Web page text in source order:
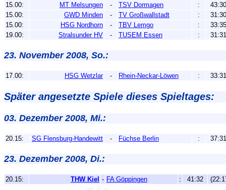
15.00: MT Melsungen - TSV Dormagen :
43:30
15.00:
GWD Minden - TV Großwallstadt :
31:30
15.00:
HSG Nordhorn - TBV Lemgo :
33:35
19.00:
Stralsunder HV - TUSEM Essen : 31:31
23. November 2008, So.:
17.00: HSG Wetzlar - Rhein-Neckar-Löwen : 33:31
Später angesetzte Spiele dieses Spieltages:
03. Dezember 2008, Mi.:
20.15: SG Flensburg-Handewitt - Füchse Berlin : 37:31
23. Dezember 2008, Di.:
20.15: THW Kiel - FA Göppingen : 41:32